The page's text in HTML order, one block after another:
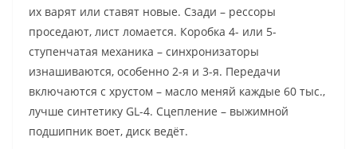
их варят или ставят новые. Сзади – рессоры
проседают, лист ломается. Коробка 4- или 5-
ступенчатая механика – синхронизаторы
изнашиваются, особенно 2-я и 3-я. Передачи
включаются с хрустом – масло меняй каждые 60 тыс.,
лучше синтетику GL-4. Сцепление – выжимной
подшипник воет, диск ведёт.